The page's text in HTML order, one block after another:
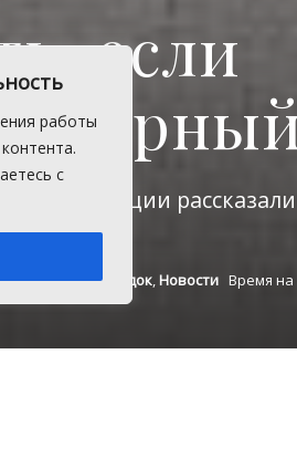
работы
с
если
инспекции
,Закон и порядок,Новости Время на